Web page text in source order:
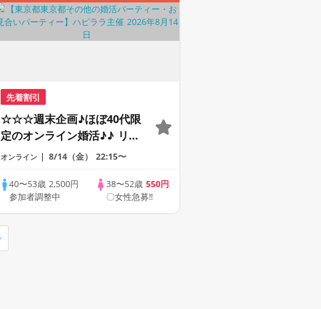
先着割引
☆☆☆週末企画♪ほぼ40代限
定のオンライン婚活♪♪ リモ
ートの出会い応援♪♪ おうち
の方が対象☆ 司会進行あり
♪♪ THE 41s ONLINE
PARTY!!
オンライン 8/14（金） 22:15〜
40〜53歳2,500円
参加者調整中
38〜52歳 550円
〇女性急募‼